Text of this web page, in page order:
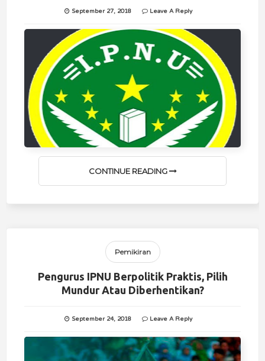
September 27, 2018 Leave A Reply
CONTINUE READING
Pemikiran
Pengurus IPNU Berpolitik Praktis, Pilih
Mundur Atau Diberhentikan?
September 24, 2018 Leave A Reply